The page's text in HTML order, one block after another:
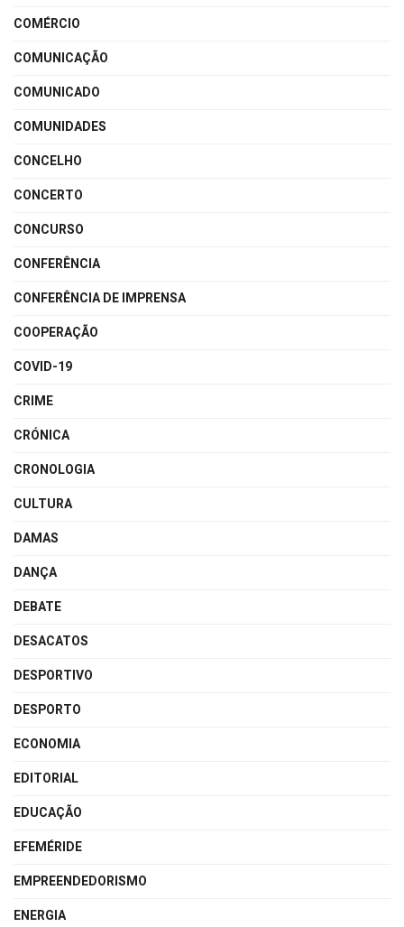
COMÉRCIO
COMUNICAÇÃO
COMUNICADO
COMUNIDADES
CONCELHO
CONCERTO
CONCURSO
CONFERÊNCIA
CONFERÊNCIA DE IMPRENSA
COOPERAÇÃO
COVID-19
CRIME
CRÓNICA
CRONOLOGIA
CULTURA
DAMAS
DANÇA
DEBATE
DESACATOS
DESPORTIVO
DESPORTO
ECONOMIA
EDITORIAL
EDUCAÇÃO
EFEMÉRIDE
EMPREENDEDORISMO
ENERGIA